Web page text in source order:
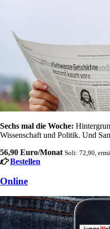
Sechs mal die Woche:
Wissenschaft und Politik. Und
56,90 Euro/Monat Soli: 72,90,
Bestellen
Online